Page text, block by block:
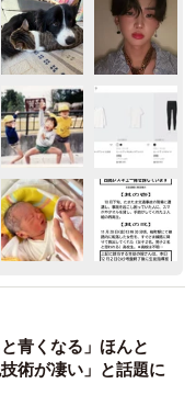
青くなる」ほんと
術が凄い」と話題に